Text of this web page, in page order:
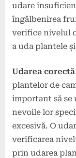
udare
îngălbenirea
verifice nivelul
a uda plantele
Udarea corectă
plantelor de
important să se
nevoile lor
excesivă. O
verificarea
prin udarea